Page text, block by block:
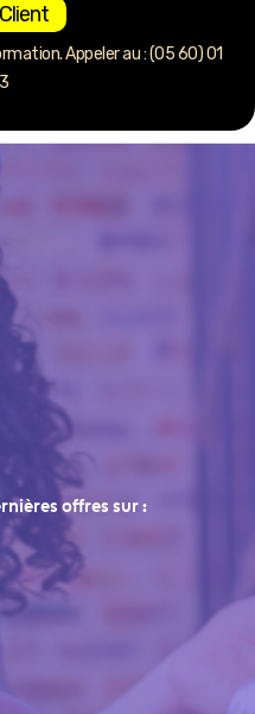
Appeler au : (05 60) 01
offres sur :